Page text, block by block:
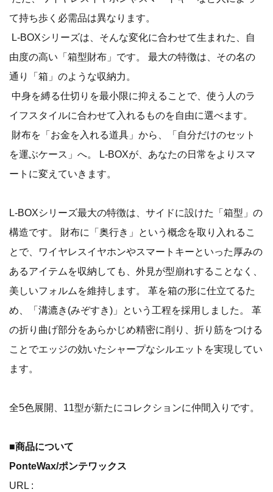
て持ち歩く必需品は異なります。
L-BOXシリーズは、そんな変化に合わせて生まれた、自
由度の高い「箱型財布」です。 最大の特徴は、その名の
通り「箱」のような収納力。
中身を縛る仕切りを最小限に抑えることで、使う人のラ
イフスタイルに合わせて入れるものを自由に選べます。
財布を「お金を入れる道具」から、「自分だけのセット
を運ぶケース」へ。 L-BOXが、あなたの日常をよりスマ
ートに変えていきます。
L-BOXシリーズ最大の特徴は、サイドに設けた「箱型」の
構造です。 財布に「奥行き」という概念を取り入れるこ
とで、ワイヤレスイヤホンやスマートキーといった厚みの
あるアイテムを収納しても、外見が型崩れすることなく、
美しいフォルムを維持します。 革を箱の形に仕立てるた
め、「溝漉き(みぞすき)」という工程を採用しました。 革
の折り曲げ部分をあらかじめ精密に削り、折り筋をつける
ことでエッジの効いたシャープなシルエットを実現してい
ます。
全5色展開、11型が新たにコレクションに仲間入りです。
■商品について
PonteWax/ポンテワックス
URL :